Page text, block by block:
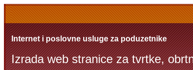
Internet i poslovne usluge za poduzetnike
Izrada web stranice za tvrtke,